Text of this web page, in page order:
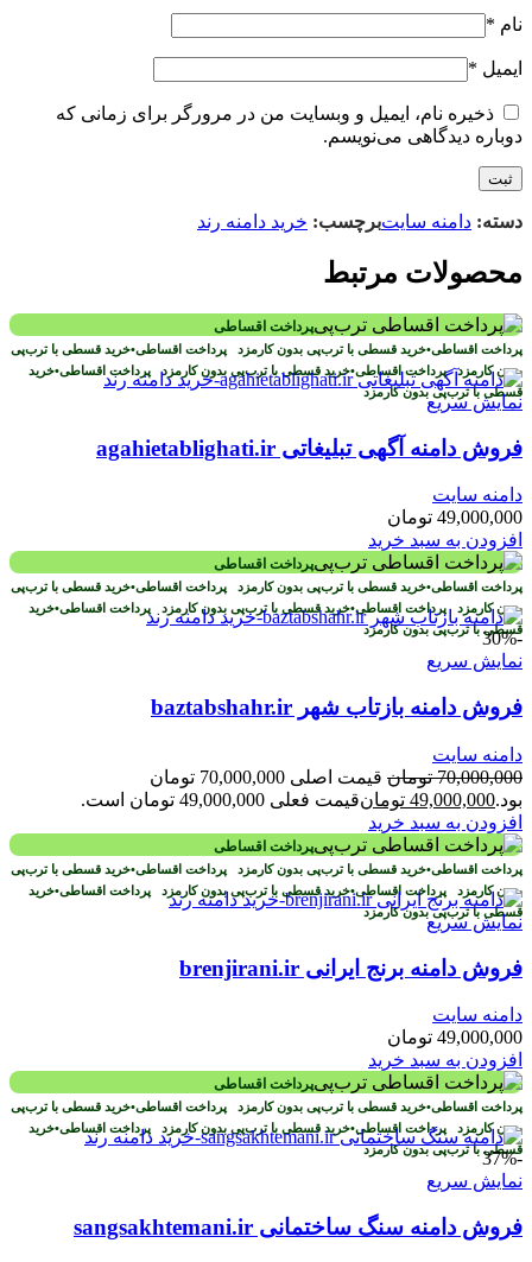
نام *
ایمیل *
ذخیره نام، ایمیل و وبسایت من در مرورگر برای زمانی که
دوباره دیدگاهی می‌نویسم.
دسته: دامنه سایتبرچسب: خرید دامنه رند
محصولات مرتبط
پرداخت اقساطی
پرداخت اقساطی•خرید قسطی با ترب‌پی بدون کارمزد پرداخت اقساطی•خرید قسطی با ترب‌پی
بدون کارمزدپرداخت اقساطی•خرید قسطی با ترب‌پی بدون کارمزد پرداخت اقساطی•خرید
قسطی با ترب‌پی بدون کارمزد
نمایش سریع
فروش دامنه آگهی تبلیغاتی agahietablighati.ir
دامنه سایت
49,000,000 تومان
افزودن به سبد خرید
پرداخت اقساطی
پرداخت اقساطی•خرید قسطی با ترب‌پی بدون کارمزد پرداخت اقساطی•خرید قسطی با ترب‌پی
بدون کارمزدپرداخت اقساطی•خرید قسطی با ترب‌پی بدون کارمزد پرداخت اقساطی•خرید
قسطی با ترب‌پی بدون کارمزد
-30%
نمایش سریع
فروش دامنه بازتاب شهر baztabshahr.ir
دامنه سایت
70,000,000 تومان
قیمت اصلی 70,000,000 تومان
بود.49,000,000 تومانقیمت فعلی 49,000,000 تومان است.
افزودن به سبد خرید
پرداخت اقساطی
پرداخت اقساطی•خرید قسطی با ترب‌پی بدون کارمزد پرداخت اقساطی•خرید قسطی با ترب‌پی
بدون کارمزد پرداخت اقساطی•خرید قسطی با ترب‌پی بدون کارمزد پرداخت اقساطی•خرید
قسطی با ترب‌پی بدون کارمزد
نمایش سریع
فروش دامنه برنج ایرانی brenjirani.ir
دامنه سایت
49,000,000 تومان
افزودن به سبد خرید
پرداخت اقساطی
پرداخت اقساطی•خرید قسطی با ترب‌پی بدون کارمزد پرداخت اقساطی•خرید قسطی با ترب‌پی
بدون کارمزد پرداخت اقساطی•خرید قسطی با ترب‌پی بدون کارمزد پرداخت اقساطی•خرید
قسطی با ترب‌پی بدون کارمزد
-37%
نمایش سریع
فروش دامنه سنگ ساختمانی sangsakhtemani.ir